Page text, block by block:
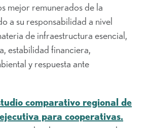
mejor remunerados de la
a su responsabilidad a nivel
de infraestructura esencial,
estabilidad financiera,
y respuesta ante
comparativo regional de
para cooperativas.